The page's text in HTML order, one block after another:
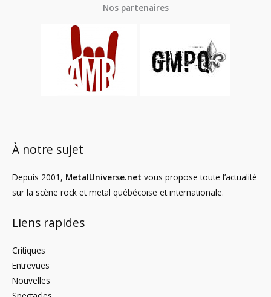
Nos partenaires
À notre sujet
Depuis 2001, MetalUniverse.net vous propose toute l’actualité
sur la scène rock et metal québécoise et internationale.
Liens rapides
Critiques
Entrevues
Nouvelles